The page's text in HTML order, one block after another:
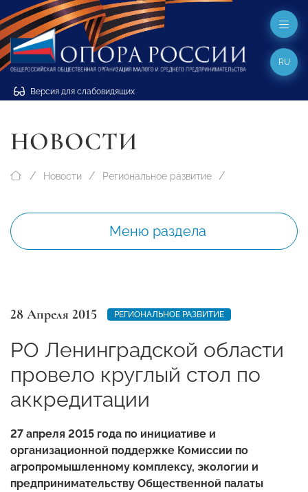
Версия для слабовидящих
RU
НОВОСТИ
Новости Региональное развитие
Меню раздела
28 Апреля 2015 РЕГИОНАЛЬНОЕ РАЗВИТИЕ
РО Ленинградской области
провело круглый стол по
аккредитации
27 апреля 2015 года по инициативе и
организационной поддержке Комиссии по
агропромышленному комплексу, экологии и
предпринимательству Общественной палаты